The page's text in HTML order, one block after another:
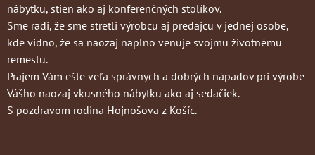
nábytku, stien ako aj konferenčných stolíkov.
Sme radi, že sme stretli výrobcu aj predajcu v jednej osobe,
kde vidno, že sa naozaj naplno venuje svojmu životnému
remeslu.
Prajem Vám ešte veľa správnych a dobrých nápadov pri výrobe
Vášho naozaj vkusného nábytku ako aj sedačiek.
S pozdravom rodina Hojnošova z Košíc.